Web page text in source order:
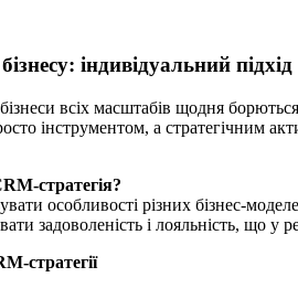
індивідуальний підхід
всіх масштабів щодня
інструментом, а стратегічним
стратегія?
особливості різних бізнес-
задоволеність і лояльність, що у
стратегії